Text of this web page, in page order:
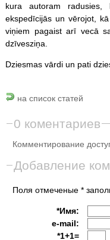
kura autoram radusies,
ekspedīcijās un vērojot,
viņiem pagaist arī vecā
dzīvesziņa.
Dziesmas vārdi un pati
на список статей
0 коментариев
Комментирование
Добавление
Поля отмеченые *
*Имя:
e-mail:
*1+1=